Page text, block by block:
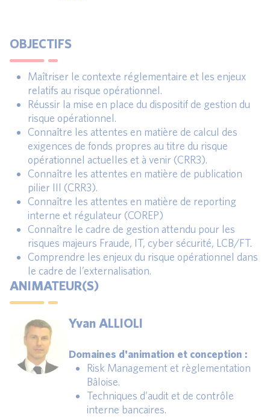
OBJECTIFS
Maîtriser le contexte réglementaire et les enjeux
relatifs au risque opérationnel.
Réussir la mise en place du dispositif de gestion du
risque opérationnel.
Connaître les attentes en matière de calcul des
exigences de fonds propres au titre du risque
opérationnel actuelles et à venir (CRR3).
Connaître les attentes en matière de publication
pilier III (CRR3).
Connaître les attentes en matière de reporting
interne et régulateur (COREP)
Connaître le cadre de gestion attendu pour les
risques majeurs Fraude, IT, cyber sécurité, LCB/FT.
Comprendre les enjeux du risque opérationnel dans
le cadre de l’externalisation.
ANIMATEUR(S)
Yvan ALLIOLI
Domaines d'animation et conception :
Risk Management et règlementation
Bâloise.
Techniques d’audit et de contrôle
interne bancaires.